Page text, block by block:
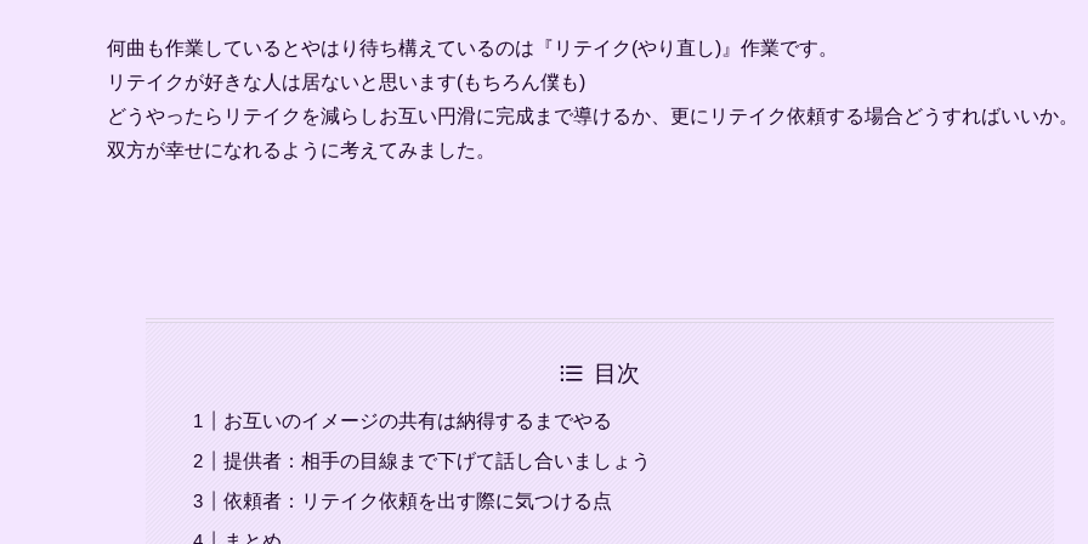
何曲も作業しているとやはり待ち構えているのは『リテイク(やり直し)』作業です。
リテイクが好きな人は居ないと思います(もちろん僕も)
どうやったらリテイクを減らしお互い円滑に完成まで導けるか、更にリテイク依頼する場合どうすればいいか。
双方が幸せになれるように考えてみました。
目次
お互いのイメージの共有は納得するまでやる
提供者：相手の目線まで下げて話し合いましょう
依頼者：リテイク依頼を出す際に気つける点